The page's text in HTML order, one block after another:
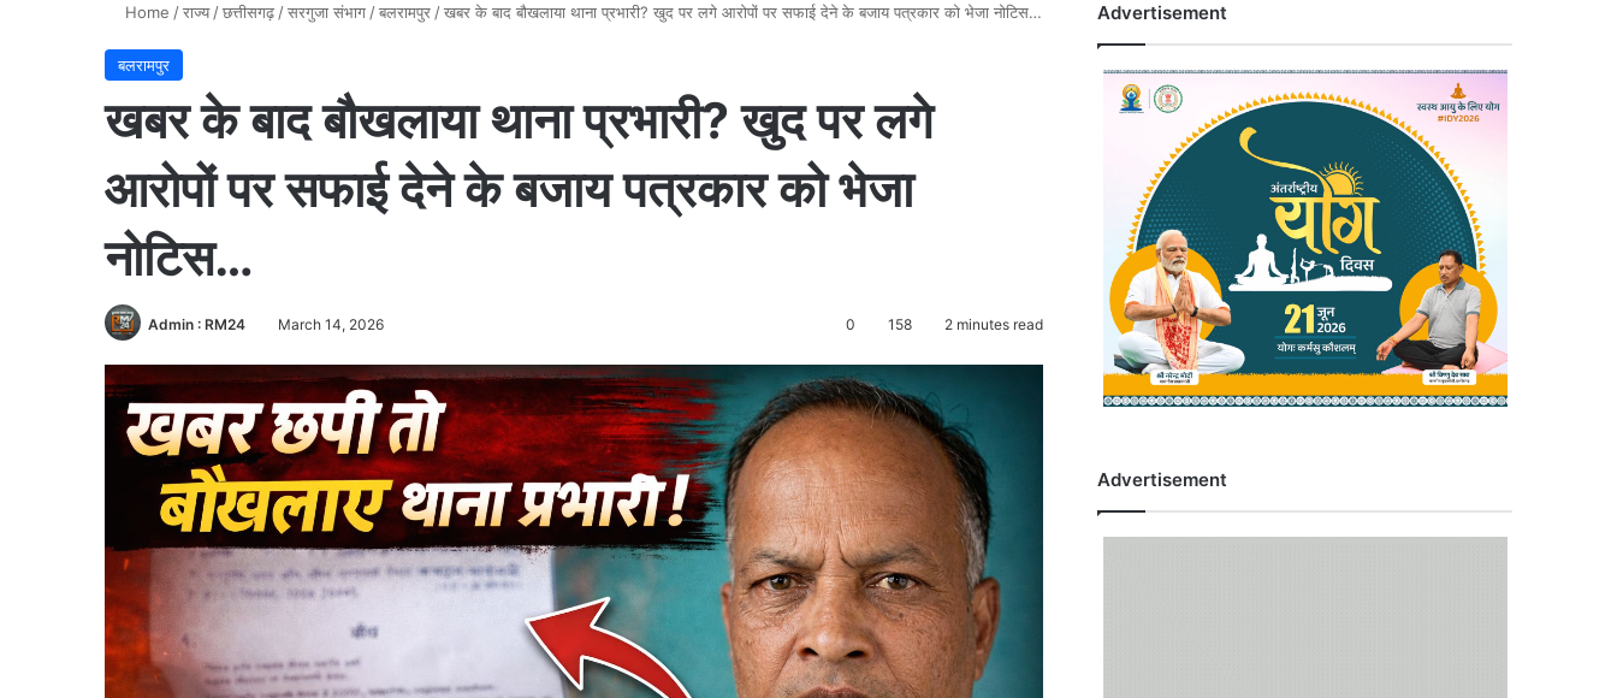
Home /राज्य /छत्तीसगढ़ /सरगुजा संभाग /बलरामपुर /खबर के बाद बौखलाया थाना प्रभारी? खुद पर लगे आरोपों पर सफाई देने के बजाय पत्रकार को भेजा नोटिस…
बलरामपुर
खबर के बाद बौखलाया थाना प्रभारी? खुद पर लगे
आरोपों पर सफाई देने के बजाय पत्रकार को भेजा
नोटिस…
Admin : RM24 March 14, 2026 0 158 2 minutes read
Advertisement
Advertisement